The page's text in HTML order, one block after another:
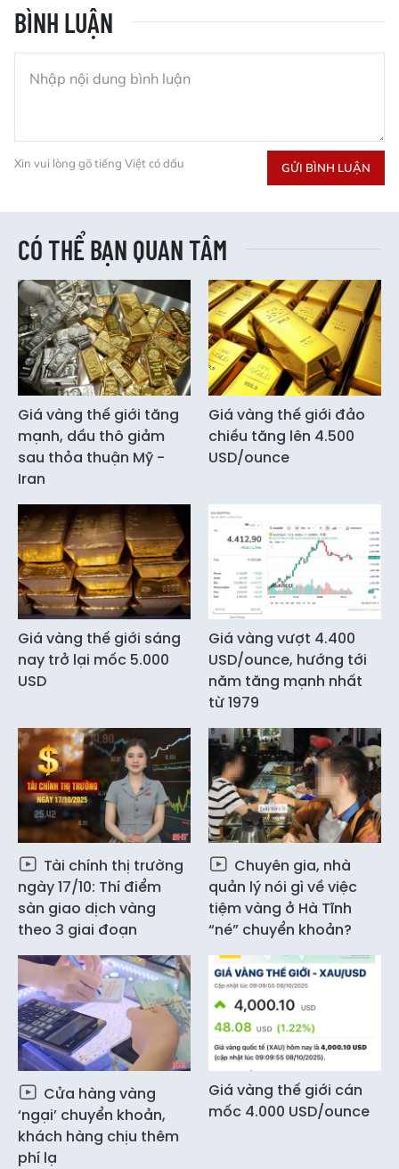
BÌNH LUẬN
Xin vui lòng gõ tiếng Việt có dấu GỬI BÌNH LUẬN
CÓ THỂ BẠN QUAN TÂM
Giá vàng thế giới tăng
mạnh, dầu thô giảm
sau thỏa thuận Mỹ -
Iran
Giá vàng thế giới đảo
chiều tăng lên 4.500
USD/ounce
Giá vàng thế giới sáng
nay trở lại mốc 5.000
USD
Giá vàng vượt 4.400
USD/ounce, hướng tới
năm tăng mạnh nhất
từ 1979
Tài chính thị trường
ngày 17/10: Thí điểm
sàn giao dịch vàng
theo 3 giai đoạn
Chuyên gia, nhà
quản lý nói gì về việc
tiệm vàng ở Hà Tĩnh
“né” chuyển khoản?
Cửa hàng vàng
‘ngại’ chuyển khoản,
khách hàng chịu thêm
phí lạ
Giá vàng thế giới cán
mốc 4.000 USD/ounce